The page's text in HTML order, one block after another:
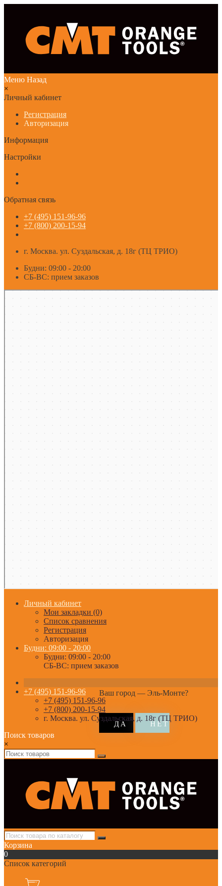
Меню Назад
×
Личный кабинет
Регистрация
Авторизация
Информация
Настройки
Обратная связь
+7 (495) 151-96-96
+7 (800) 200-15-94
г. Москва. ул. Суздальская, д. 18г (ТЦ ТРИО)
Будни: 09:00 - 20:00
СБ-ВС: прием заказов
Личный кабинет
Мои закладки (0)
Список сравнения
Регистрация
Авторизация
Будни: 09:00 - 20:00
Будни: 09:00 - 20:00
СБ-ВС: прием заказов
Ваш город — Эль-Монте?
+7 (495) 151-96-96
+7 (495) 151-96-96
+7 (800) 200-15-94
г. Москва. ул. Суздальская, д. 18г (ТЦ ТРИО)
Поиск товаров
×
Корзина
0
Список категорий